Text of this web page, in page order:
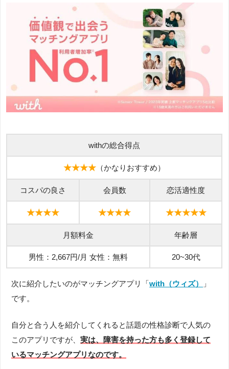
withの総合得点
★★★★ （かなりおすすめ）
コスパの良さ 会員数 恋活適性度
★★★★ ★★★★ ★★★★★
月額料金 年齢層
男性：2,667円/月 女性：無料 20~30代
次に紹介したいのがマッチングアプリ「with（ウィズ）
」
です。
自分と合う人を紹介してくれると話題の性格診断で人気の
このアプリですが、実は、障害を持った方も多く登録して
いるマッチングアプリなのです。